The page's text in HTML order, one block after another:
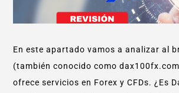
En este apartado vamos a analizar al
(también conocido como
ofrece servicios en Forex y CFDs. ¿Es